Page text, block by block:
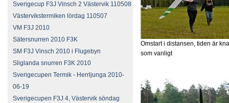
Sverigecup F3J Vinsch 2 Västervik 110508
Västervikstermiken lördag 110507
VM F3J 2010
Sätersnurren 2010 F3K
SM F3J Vinsch 2010 i Flugebyn
Sliglanda snurren F3K 2010
Sverigecupen Termik - Herrljunga 2010-
06-19
Sverigecupen F3J 4, Västervik söndag
Omstart i distansen, tiden är
som vanligt